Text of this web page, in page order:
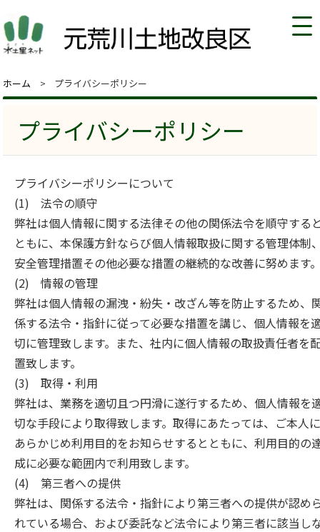
ホーム プライバシーポリシー
プライバシーポリシー
プライバシーポリシーについて
(1) 法令の順守
弊社は個人情報に関する法律その他の関係法令を順守する
ともに、本保護方針ならび個人情報取扱に関する管理体制
安全管理措置その他必要な措置の継続的な改善に努めます
(2) 情報の管理
弊社は個人情報の漏洩・紛失・改ざん等を防止するため、
係する法令・指針に従って必要な措置を講じ、個人情報を
切に管理致します。また、社内に個人情報の取扱責任者を
置致します。
(3) 取得・利用
弊社は、業務を適切且つ円滑に遂行するため、個人情報を
切な手段により取得致します。取得にあたっては、ご本人
あらかじめ利用目的をお知らせするとともに、利用目的の
成に必要な範囲内で利用致します。
(4) 第三者への提供
弊社は、関係する法令・指針により第三者への提供が認め
れている場合、および委託など法令により第三者に該当し